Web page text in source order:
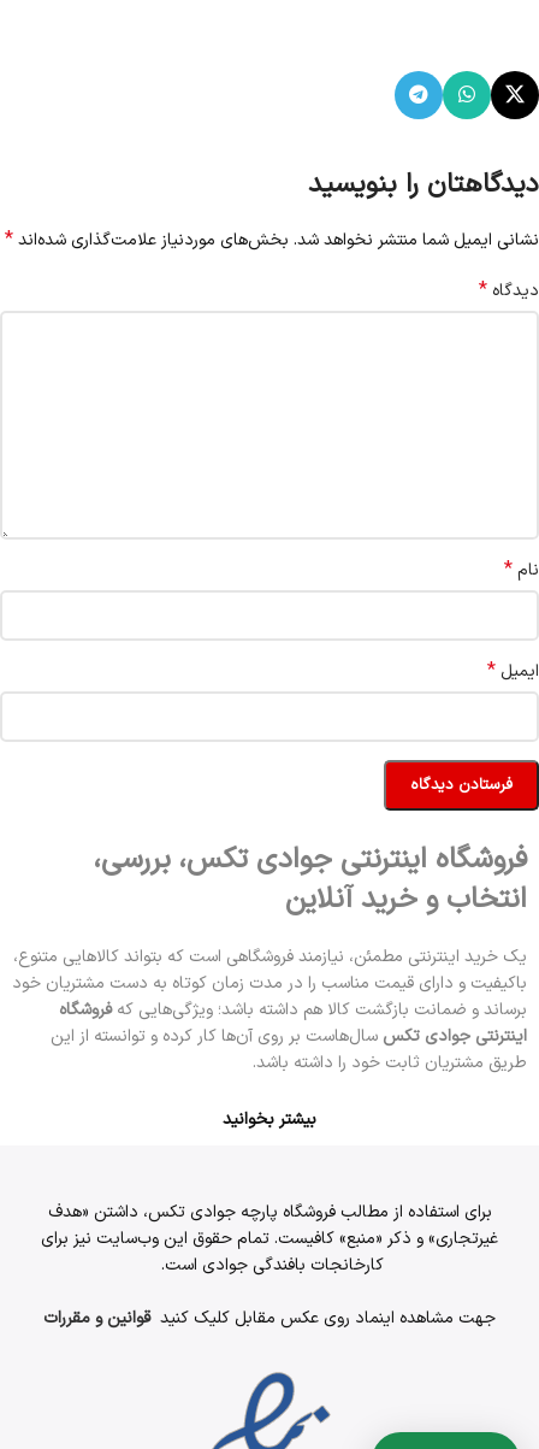
دیدگاهتان را بنویسید
نشانی ایمیل شما منتشر نخواهد شد. بخش‌های موردنیاز علامت‌گذاری شده‌اند*
دیدگاه *
نام*
ایمیل *
فروشگاه اینترنتی جوادی تکس، بررسی،
انتخاب و خرید آنلاین
یک خرید اینترنتی مطمئن، نیازمند فروشگاهی است که بتواند کالاهایی متنوع،
باکیفیت و دارای قیمت مناسب را در مدت زمان کوتاه به دست مشتریان خود
برساند و ضمانت بازگشت کالا هم داشته باشد؛ ویژگی‌هایی کهفروشگاه
اینترنتی جوادی تکس سال‌هاست بر روی آن‌ها کار کرده و توانسته از این
طریق مشتریان ثابت خود را داشته باشد.
بیشتر بخوانید
برای استفاده از مطالب فروشگاه پارچه جوادی تکس، داشتن «هدف
غیرتجاری» و ذکر «منبع» کافیست. تمام حقوق اين وب‌سايت نیز برای
کارخانجات بافندگی جوادی است.
جهت مشاهده اینماد روی عکس مقابل کلیک کنیدقوانین و مقررات